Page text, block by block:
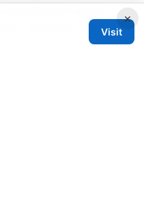
guide to
Windows VPNs,
×
Visit